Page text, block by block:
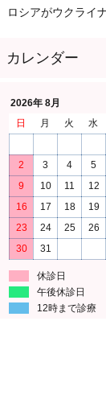
ロシアがウクライ
2026年 8月
日
月 火 水
2
3 4 5
9
10 11 12
16
17 18 19
23
24 25 26
30
31
休診日
午後休診日
12時まで診療